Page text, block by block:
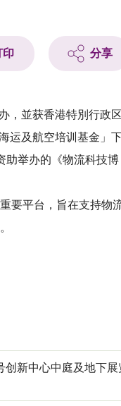
印 分享
，並获香港特別行政
运及航空培训基金」
助举办的《物流科技博
要平台，旨在支持物
创新中心中庭及地下展